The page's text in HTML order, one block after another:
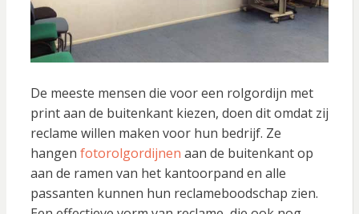
De meeste mensen die voor een rolgordijn met
print aan de buitenkant kiezen, doen dit omdat zij
reclame willen maken voor hun bedrijf. Ze
hangen fotorolgordijnen aan de buitenkant op
aan de ramen van het kantoorpand en alle
passanten kunnen hun reclameboodschap zien.